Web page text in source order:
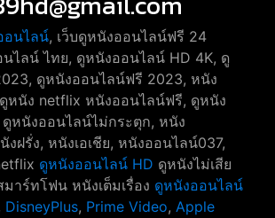
อนไลน์, เว็บดูหนังออนไลน์ฟรี 24
ไลน์ ไทย, ดูหนังออนไลน์ HD 4K, ดู
ดูหนังออนไลน์ฟรี 2023, หนัง
หนัง netflix หนังออนไลน์ฟรี, ดูหนัง
หนังออนไลน์ไม่กระตุก, หนัง
งฝรั่ง, หนังเอเชีย, หนังออนไลน์037,
ดูหนังออนไลน์ HD ดูหนังไม่เสีย
าร์ทโฟน หนังเต็มเรื่อง ดูหนังออนไลน์
DisneyPlus, Prime Video, Apple